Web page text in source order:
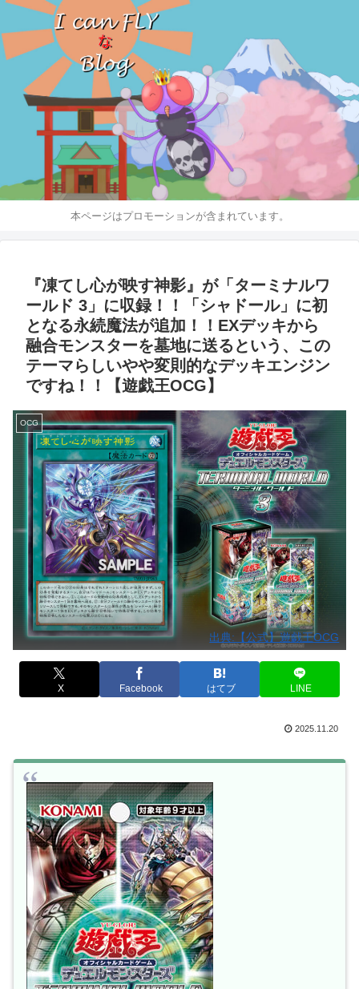
本ページはプロモーションが含まれています。
『凍てし心が映す神影』が「ターミナルワ
ールド 3」に収録！！「シャドール」に初
となる永続魔法が追加！！EXデッキから
融合モンスターを墓地に送るという、この
テーマらしいやや変則的なデッキエンジン
ですね！！【遊戯王OCG】
OCG
出典:【公式】遊戯王OCG
X Facebook はてブ LINE
2025.11.20